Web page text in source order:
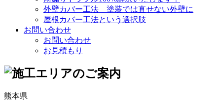
外壁カバー工法 塗装では直せない外壁に
屋根カバー工法という選択肢
お問い合わせ
お問い合わせ
お見積もり
熊本県